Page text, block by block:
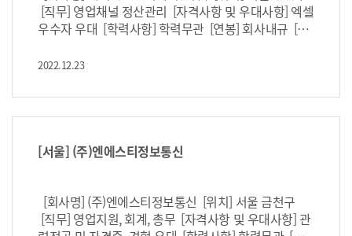
[직무] 영업채널 정산관리 [자격사항 및 우대사항] 엑셀
우수자 우대 [학력사항] 학력무관 [연봉] 회사내규 [고
8lbj
2022.12.23
[서울] (주)엔에스티정보통신
[직무] 영업지원, 회계, 총무 [자격사항 및 우대사항] 관